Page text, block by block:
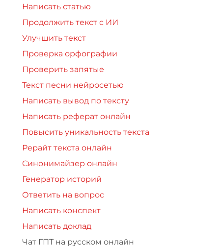
Написать статью
Продолжить текст с ИИ
Улучшить текст
Проверка орфографии
Проверить запятые
Текст песни нейросетью
Написать вывод по тексту
Написать реферат онлайн
Повысить уникальность текста
Рерайт текста онлайн
Синонимайзер онлайн
Генератор историй
Ответить на вопрос
Написать конспект
Написать доклад
Чат ГПТ на русском онлайн